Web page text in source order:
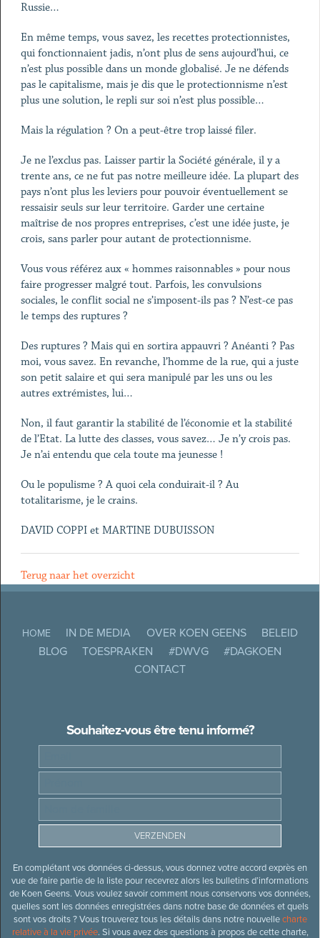
Russie…
En même temps, vous savez, les recettes protectionnistes,
qui fonctionnaient jadis, n’ont plus de sens aujourd’hui, ce
n’est plus possible dans un monde globalisé. Je ne défends
pas le capitalisme, mais je dis que le protectionnisme n’est
plus une solution, le repli sur soi n’est plus possible…
Mais la régulation ? On a peut-être trop laissé filer.
Je ne l’exclus pas. Laisser partir la Société générale, il y a
trente ans, ce ne fut pas notre meilleure idée. La plupart des
pays n’ont plus les leviers pour pouvoir éventuellement se
ressaisir seuls sur leur territoire. Garder une certaine
maîtrise de nos propres entreprises, c’est une idée juste, je
crois, sans parler pour autant de protectionnisme.
Vous vous référez aux « hommes raisonnables » pour nous
faire progresser malgré tout. Parfois, les convulsions
sociales, le conflit social ne s’imposent-ils pas ? N’est-ce pas
le temps des ruptures ?
Des ruptures ? Mais qui en sortira appauvri ? Anéanti ? Pas
moi, vous savez. En revanche, l’homme de la rue, qui a juste
son petit salaire et qui sera manipulé par les uns ou les
autres extrémistes, lui…
Non, il faut garantir la stabilité de l’économie et la stabilité
de l’Etat. La lutte des classes, vous savez… Je n’y crois pas.
Je n’ai entendu que cela toute ma jeunesse !
Ou le populisme ? A quoi cela conduirait-il ? Au
totalitarisme, je le crains.
DAVID COPPI et MARTINE DUBUISSON
Terug naar het overzicht
HOME IN DE MEDIA OVER KOEN GEENS
BELEID
BLOG
TOESPRAKEN #DWVG
#DAGKOEN
CONTACT
Souhaitez-vous être tenu informé?
En complétant vos données ci-dessus, vous donnez votre accord exprès en
vue de faire partie de la liste pour recevrez alors les bulletins d’informations
de Koen Geens. Vous voulez savoir comment nous conservons vos données,
quelles sont les données enregistrées dans notre base de données et quels
sont vos droits ? Vous trouverez tous les détails dans notre nouvellecharte
relative à la vie privée. Si vous avez des questions à propos de cette charte,